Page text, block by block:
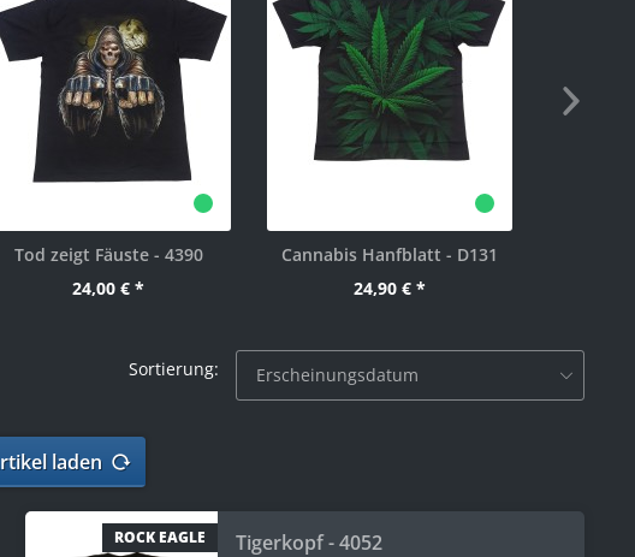
Tod zeigt Fäuste - 4390
24,00 € *
Cannabis Hanfblatt - D131
24,90 € *
Sortierung:
laden
ROCK EAGLE
Tigerkopf - 4052